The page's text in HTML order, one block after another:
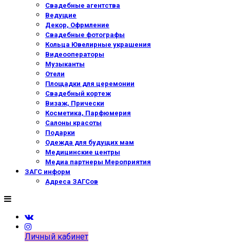
Свадебные агентства
Ведущие
Декор, Офрмление
Свадебные фотографы
Кольца Ювелирные украшения
Видеооператоры
Музыканты
Отели
Площадки для церемонии
Свадебный кортеж
Визаж, Прически
Косметика, Парфюмерия
Салоны красоты
Подарки
Одежда для будущих мам
Медицинские центры
Медиа партнеры Мероприятия
ЗАГС информ
Адреса ЗАГСов
Личный кабинет